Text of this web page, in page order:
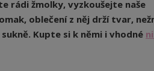
rádi žmolky, vyzkoušejte naše
oblečení z něj drží tvar,
Kupte si k němi i vhodné